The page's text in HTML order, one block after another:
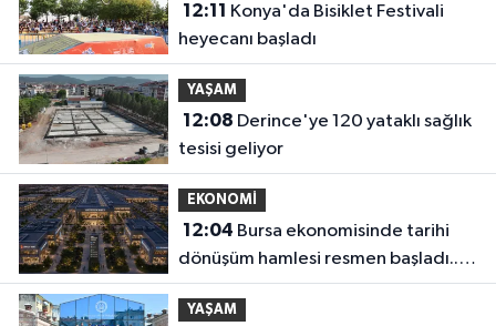
12:11
heyecanı başladı
YAŞAM
12:08
tesisi geliyor
EKONOMİ
12:04
dönüşüm hamlesi resmen başladı...
TEKNOSAB KOBİ OSB'de başvurular
başladı
YAŞAM